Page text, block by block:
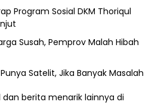
Program Sosial DKM Thoriqul
Susah, Pemprov Malah Hibah
Satelit, Jika Banyak Masalah
dan berita menarik lainnya di